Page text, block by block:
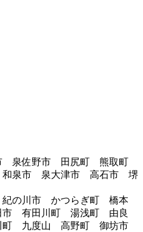
泉佐野市 田尻町 熊取町
泉市 泉大津市 高石市 堺
の川市 かつらぎ町 橋本
有田川町 湯浅町 由良
町 九度山 高野町 御坊市